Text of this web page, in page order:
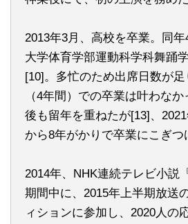
2013年3月、高校を卒業。同
大学体育学部運動科学科舞踊
[10]。多忙のため出席日数が
（4年間）での卒業は叶わな
後も留年を重ねたが[13]、
から8年がかりで卒業にこぎつ
2014年、NHK連続テレビ小説
期間中に、2015年上半期放送
ィションに参加し、2020人の